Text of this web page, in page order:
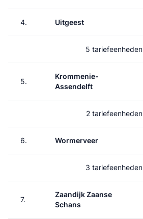
4. Uitgeest
5 tariefeenheden
5.
Krommenie-
Assendelft
2 tariefeenheden
6. Wormerveer
3 tariefeenheden
7.
Zaandijk Zaanse
Schans